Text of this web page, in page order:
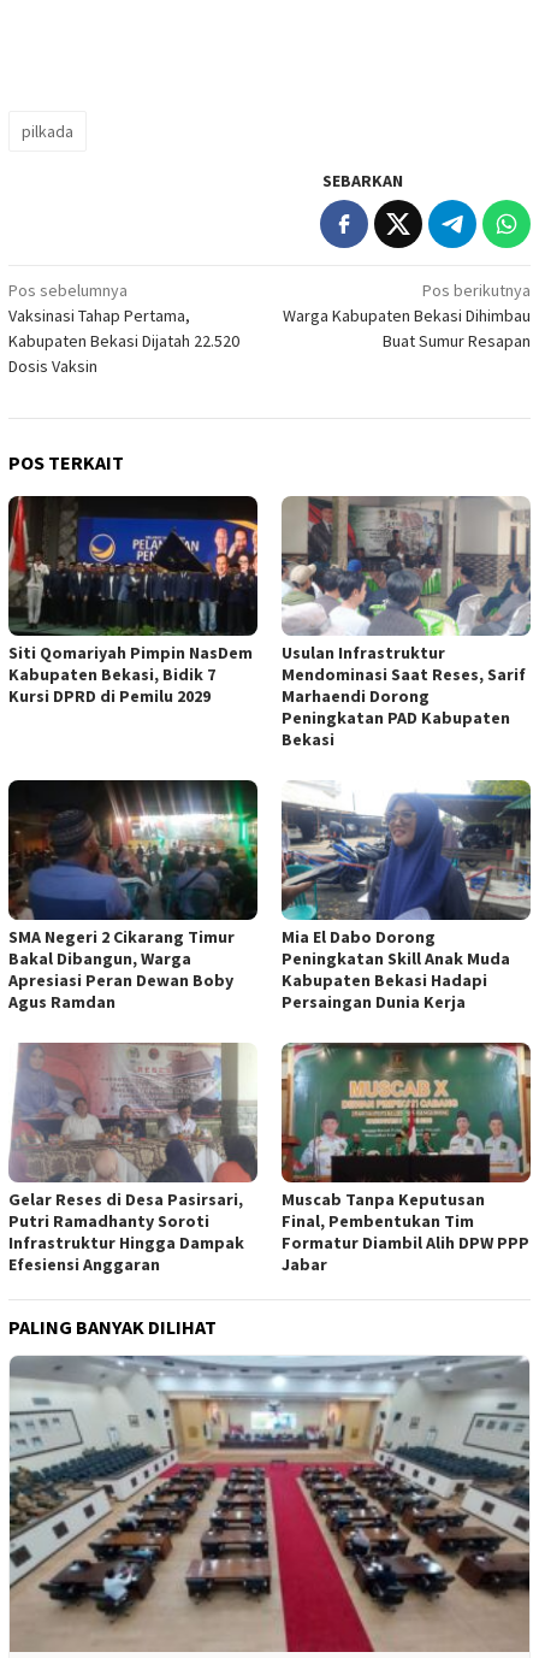
pilkada
SEBARKAN
Navigasi
pos
Pos sebelumnya
Vaksinasi Tahap Pertama,
Kabupaten Bekasi Dijatah 22.520
Dosis Vaksin
Pos berikutnya
Warga Kabupaten Bekasi Dihimbau
Buat Sumur Resapan
POS TERKAIT
Siti Qomariyah Pimpin NasDem
Kabupaten Bekasi, Bidik 7
Kursi DPRD di Pemilu 2029
Usulan Infrastruktur
Mendominasi Saat Reses, Sarif
Marhaendi Dorong
Peningkatan PAD Kabupaten
Bekasi
SMA Negeri 2 Cikarang Timur
Bakal Dibangun, Warga
Apresiasi Peran Dewan Boby
Agus Ramdan
Mia El Dabo Dorong
Peningkatan Skill Anak Muda
Kabupaten Bekasi Hadapi
Persaingan Dunia Kerja
Gelar Reses di Desa Pasirsari,
Putri Ramadhanty Soroti
Infrastruktur Hingga Dampak
Efesiensi Anggaran
Muscab Tanpa Keputusan
Final, Pembentukan Tim
Formatur Diambil Alih DPW PPP
Jabar
PALING BANYAK DILIHAT